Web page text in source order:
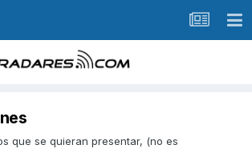
que se quieran presentar, (no es